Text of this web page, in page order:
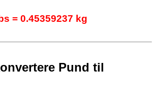
= 0.45359237 kg
Pund til